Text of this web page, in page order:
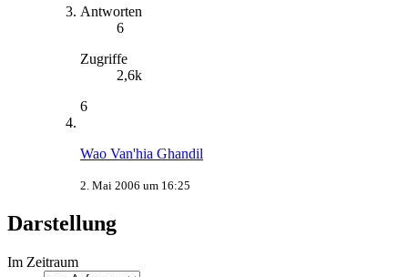
Antworten
6
Zugriffe
2,6k
6
Wao Van'hia Ghandil
2. Mai 2006 um 16:25
Darstellung
Im Zeitraum